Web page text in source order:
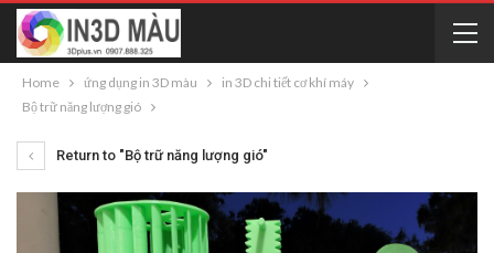
Home ứng dụng in 3D màu
in 3D chi tiết cơ khí máy
Bộ trữ năng lượng gió
Return to "Bộ trữ năng lượng gió"